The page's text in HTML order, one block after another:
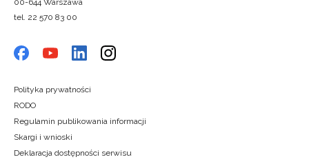
00-644 Warszawa
tel. 22 570 83 00
Polityka prywatności
RODO
Regulamin publikowania informacji
Skargi i wnioski
Deklaracja dostępności serwisu